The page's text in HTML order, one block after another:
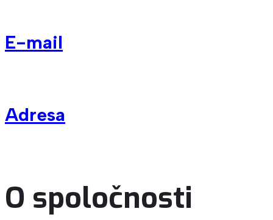
E-mail
Adresa
O spoločnosti